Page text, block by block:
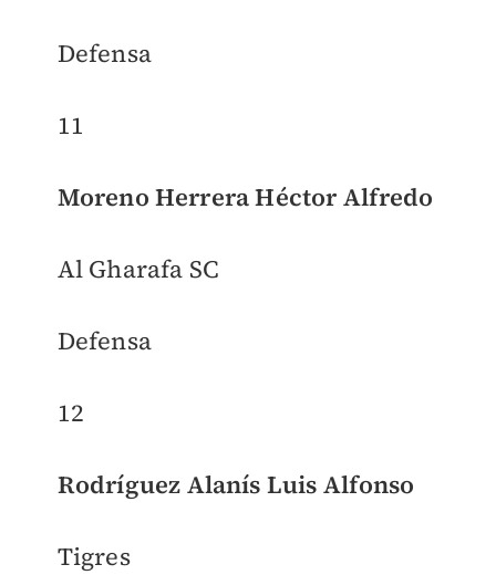
Defensa
11
Moreno Herrera Héctor Alfredo
Al Gharafa SC
Defensa
12
Rodríguez Alanís Luis Alfonso
Tigres